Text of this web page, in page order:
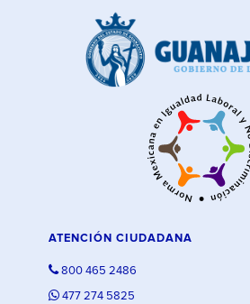
ATENCIÓN CIUDADANA
800 465 2486
477 274 5825